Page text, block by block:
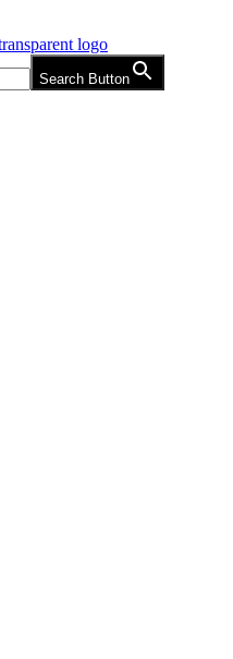
Search Button